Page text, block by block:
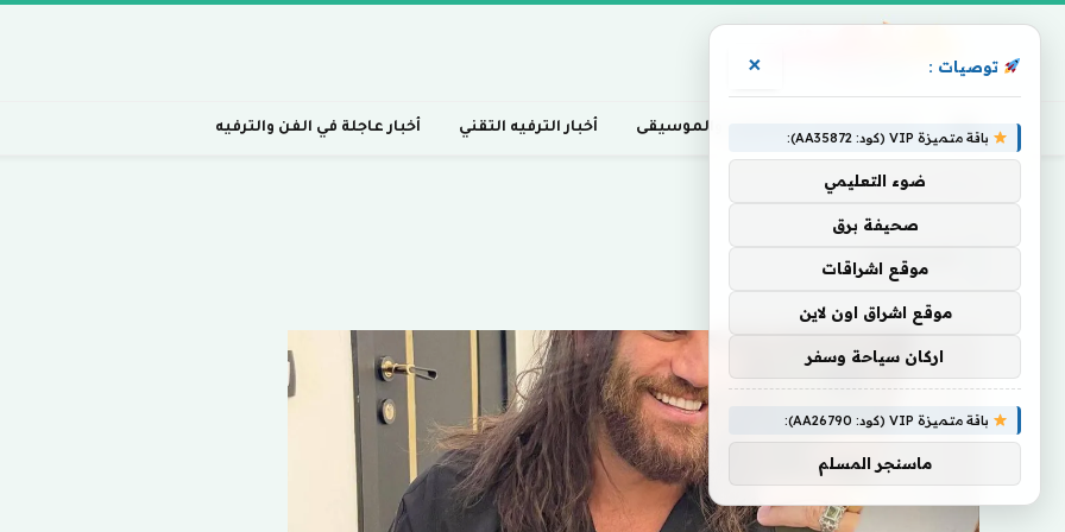
أخبار السينما، التلفزيون، والموسيقى أخبار الترفيه التقني أخبار عاجلة في الفن والترفيه
تجسيدي
تجسيدي
توصيات : ×
باقة متميزة VIP (كود: AA35872):
ضوء التعليمي
صحيفة برق
موقع اشراقات
موقع اشراق اون لاين
اركان سياحة وسفر
باقة متميزة VIP (كود: AA26790):
ماسنجر المسلم